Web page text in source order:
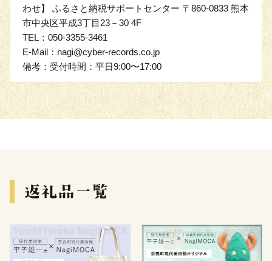
わせ】 ふるさと納税サポートセンター 〒860-0833 熊本
市中央区平成3丁目23－30 4F
TEL：050-3355-3461
E-Mail：nagi@cyber-records.co.jp
備考：受付時間：平日9:00〜17:00